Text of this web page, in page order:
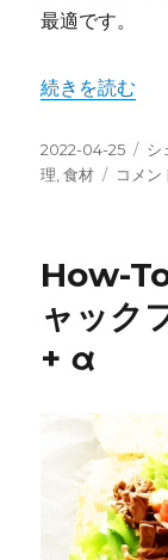
最適です。
“How-To：ト
続きを読む
投
稿
2022-04-25
カ
テ
シ
理 ,食材
How-
テ
ィ
ー
作
り
方
+秘
訣・
コメン
How-
ャック
+ α